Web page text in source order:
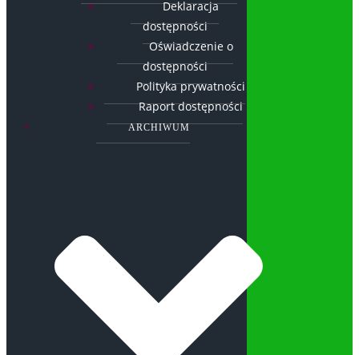
Deklaracja
dostępności
Oświadczenie o
dostępności
Polityka prywatności
Raport dostępności
ARCHIWUM